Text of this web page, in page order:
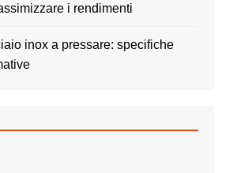
i rendimenti
inox a pressare: specifiche